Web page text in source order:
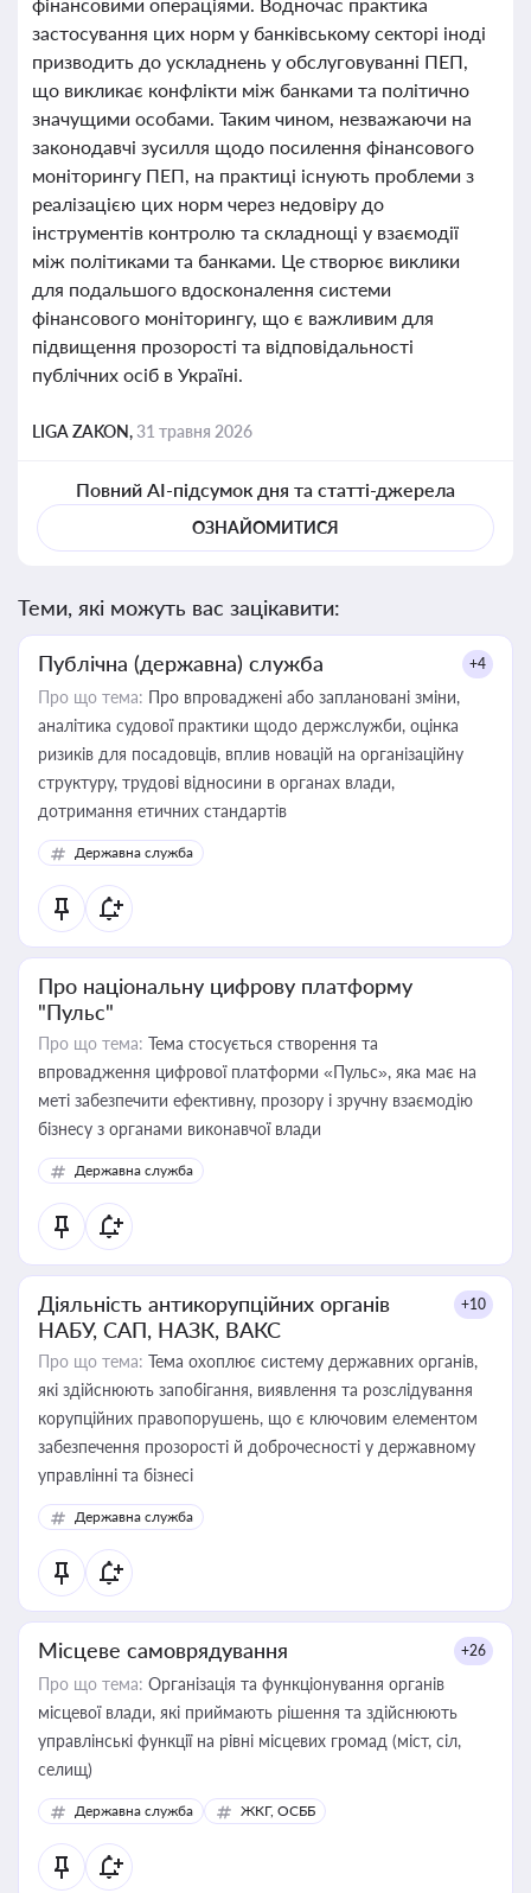
застосування цих норм у банківському секторі іноді
призводить до ускладнень у обслуговуванні ПЕП,
що викликає конфлікти між банками та політично
значущими особами. Таким чином, незважаючи на
законодавчі зусилля щодо посилення фінансового
моніторингу ПЕП, на практиці існують проблеми з
реалізацією цих норм через недовіру до
інструментів контролю та складнощі у взаємодії
між політиками та банками. Це створює виклики
для подальшого вдосконалення системи
фінансового моніторингу, що є важливим для
підвищення прозорості та відповідальності
публічних осіб в Україні.
LIGA ZAKON,31 травня 2026
Повний AI-підсумок дня та статті-джерела
ОЗНАЙОМИТИСЯ
Теми, які можуть вас зацікавити:
Публічна (державна) служба +4
Про що тема: Про впроваджені або заплановані зміни,
аналітика судової практики щодо держслужби, оцінка
ризиків для посадовців, вплив новацій на організаційну
структуру, трудові відносини в органах влади,
дотримання етичних стандартів
Державна служба
Про національну цифрову платформу
"Пульс"
Про що тема: Тема стосується створення та
впровадження цифрової платформи «Пульс», яка має на
меті забезпечити ефективну, прозору і зручну взаємодію
бізнесу з органами виконавчої влади
Державна служба
Діяльність антикорупційних органів
НАБУ, САП, НАЗК, ВАКС
+10
Про що тема: Тема охоплює систему державних органів,
які здійснюють запобігання, виявлення та розслідування
корупційних правопорушень, що є ключовим елементом
забезпечення прозорості й доброчесності у державному
управлінні та бізнесі
Державна служба
Місцеве самоврядування +26
Про що тема: Організація та функціонування органів
місцевої влади, які приймають рішення та здійснюють
управлінські функції на рівні місцевих громад (міст, сіл,
селищ)
Державна служба ЖКГ, ОСББ